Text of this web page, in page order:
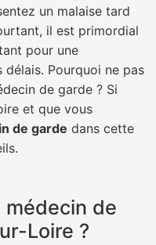
un malaise tard
il est primordial
pour une
Pourquoi ne pas
de garde ? Si
et que vous
de garde dans cette
médecin de
Loire ?